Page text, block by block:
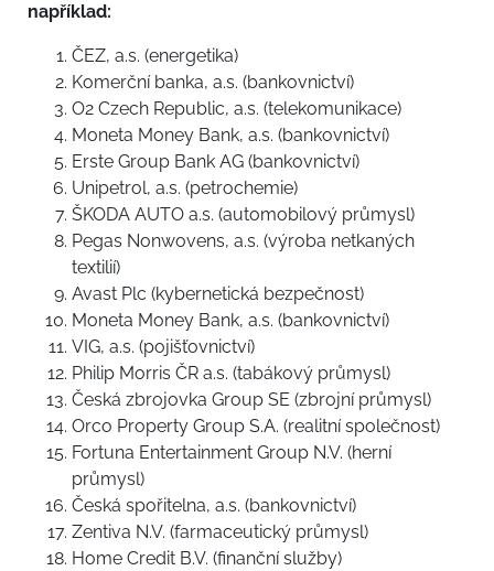
například:
ČEZ, a.s. (energetika)
Komerční banka, a.s. (bankovnictví)
O2 Czech Republic, a.s. (telekomunikace)
Moneta Money Bank, a.s. (bankovnictví)
Erste Group Bank AG (bankovnictví)
Unipetrol, a.s. (petrochemie)
ŠKODA AUTO a.s. (automobilový průmysl)
Pegas Nonwovens, a.s. (výroba netkaných
textilií)
Avast Plc (kybernetická bezpečnost)
Moneta Money Bank, a.s. (bankovnictví)
VIG, a.s. (pojišťovnictví)
Philip Morris ČR a.s. (tabákový průmysl)
Česká zbrojovka Group SE (zbrojní průmysl)
Orco Property Group S.A. (realitní společnost)
Fortuna Entertainment Group N.V. (herní
průmysl)
Česká spořitelna, a.s. (bankovnictví)
Zentiva N.V. (farmaceutický průmysl)
Home Credit B.V. (finanční služby)